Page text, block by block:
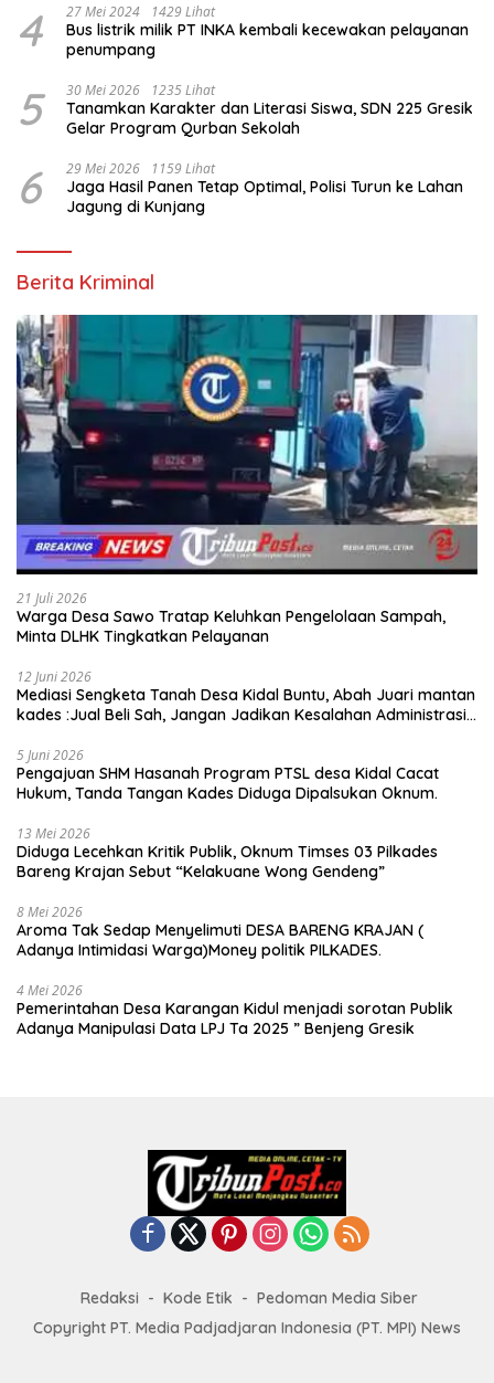
4 27 Mei 2024 1429 Lihat
Bus listrik milik PT INKA kembali kecewakan pelayanan
penumpang
5 30 Mei 2026 1235 Lihat
Tanamkan Karakter dan Literasi Siswa, SDN 225 Gresik
Gelar Program Qurban Sekolah
6 29 Mei 2026 1159 Lihat
Jaga Hasil Panen Tetap Optimal, Polisi Turun ke Lahan
Jagung di Kunjang
Berita Kriminal
21 Juli 2026
Warga Desa Sawo Tratap Keluhkan Pengelolaan Sampah,
Minta DLHK Tingkatkan Pelayanan
12 Juni 2026
Mediasi Sengketa Tanah Desa Kidal Buntu, Abah Juari mantan
kades :Jual Beli Sah, Jangan Jadikan Kesalahan Administrasi
5 Juni 2026
Pengajuan SHM Hasanah Program PTSL desa Kidal Cacat
Hukum, Tanda Tangan Kades Diduga Dipalsukan Oknum.
13 Mei 2026
Diduga Lecehkan Kritik Publik, Oknum Timses 03 Pilkades
Bareng Krajan Sebut “Kelakuane Wong Gendeng”
8 Mei 2026
Aroma Tak Sedap Menyelimuti DESA BARENG KRAJAN (
Adanya Intimidasi Warga)Money politik PILKADES.
4 Mei 2026
Pemerintahan Desa Karangan Kidul menjadi sorotan Publik
Adanya Manipulasi Data LPJ Ta 2025 ” Benjeng Gresik
Redaksi Kode Etik
Pedoman Media Siber
Copyright PT. Media Padjadjaran Indonesia (PT. MPI) News